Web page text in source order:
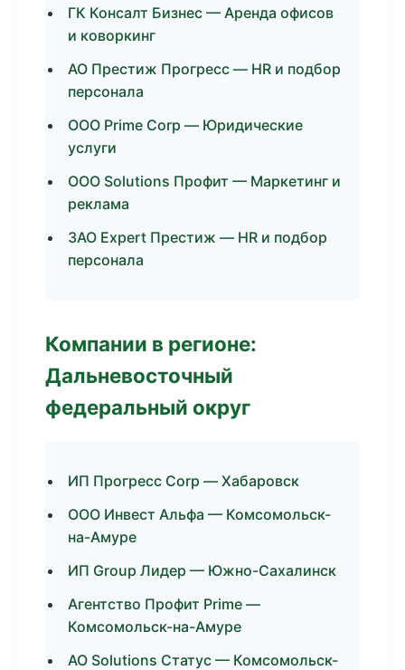
ГК Консалт Бизнес — Аренда офисов
и коворкинг
АО Престиж Прогресс — HR и подбор
персонала
ООО Prime Corp — Юридические
услуги
ООО Solutions Профит — Маркетинг и
реклама
ЗАО Expert Престиж — HR и подбор
персонала
Компании в регионе:
Дальневосточный
федеральный округ
ИП Прогресс Corp — Хабаровск
ООО Инвест Альфа — Комсомольск-
на-Амуре
ИП Group Лидер — Южно-Сахалинск
Агентство Профит Prime —
Комсомольск-на-Амуре
АО Solutions Статус — Комсомольск-